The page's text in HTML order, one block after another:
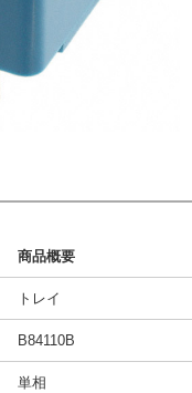
商品概要
トレイ
B84110B
単相